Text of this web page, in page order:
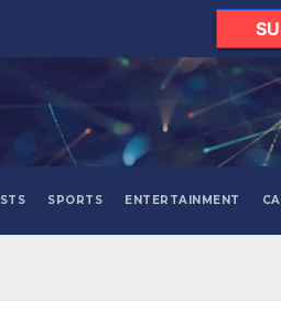
SPORTS ENTERTAINMENT